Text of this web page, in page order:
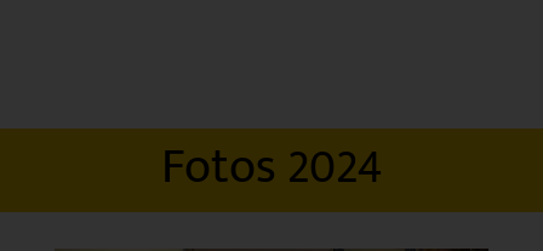
Fotos 2024